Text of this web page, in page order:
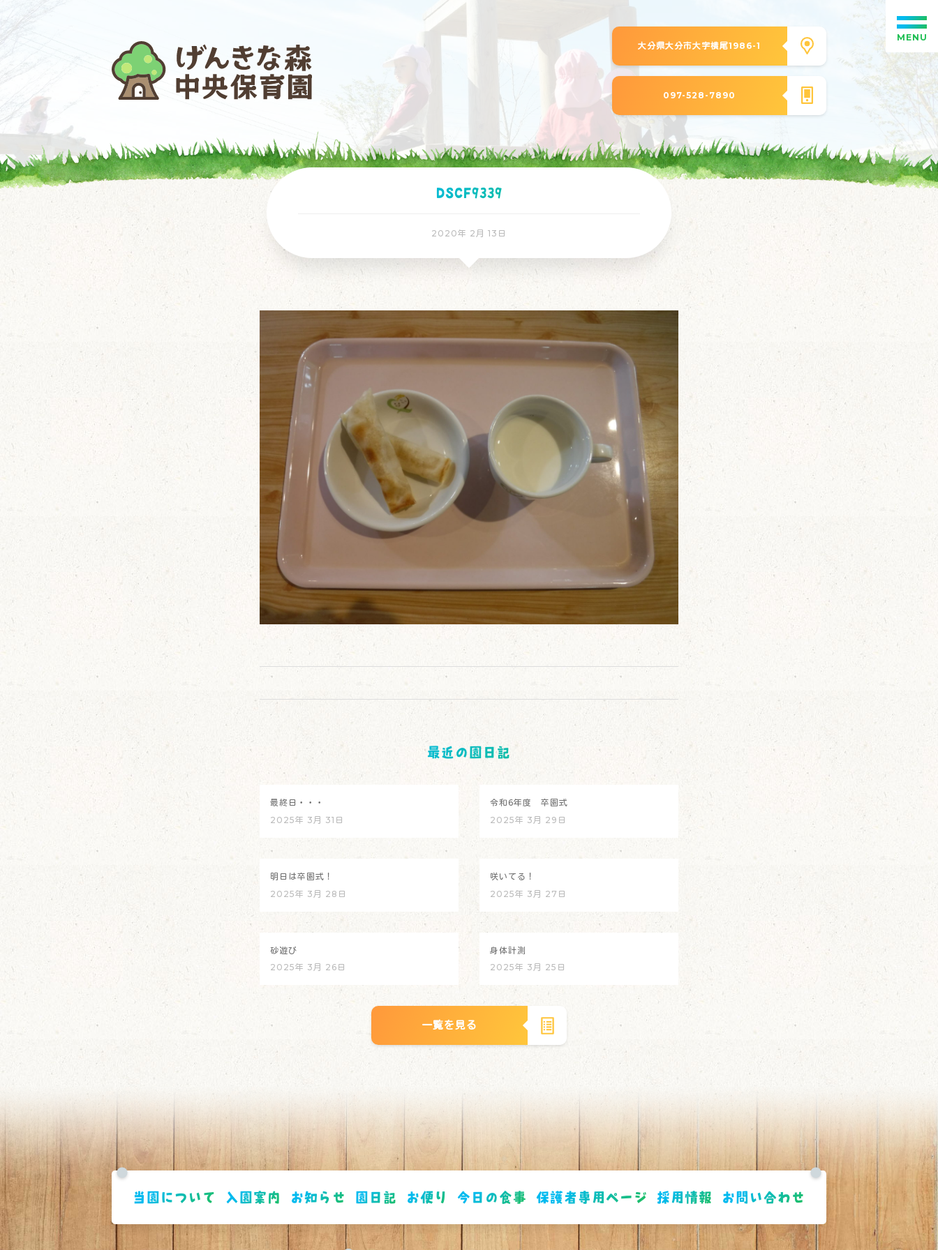
大分県大分市大字横尾1986-1
097-528-7890
DSCF9339
2020年 2月 13日
最近の園日記
最終日・・・
2025年 3月 31日
令和6年度 卒園式
2025年 3月 29日
明日は卒園式！
2025年 3月 28日
咲いてる！
2025年 3月 27日
砂遊び
2025年 3月 26日
身体計測
2025年 3月 25日
一覧を見る
当園について 入園案内 お知らせ 園日記 お便り 今日の食事 保護者専用ページ 採用情報 お問い合わせ
MENU